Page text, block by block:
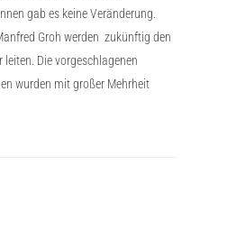
gab es keine Veränderung.
Groh werden zukünftig den
Die vorgeschlagenen
wurden mit großer Mehrheit